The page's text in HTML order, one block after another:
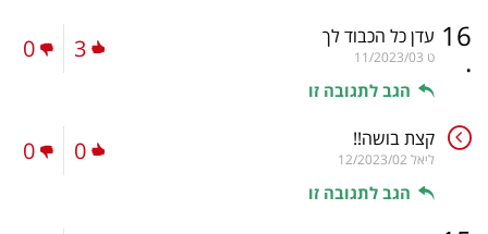
16
.
עדן כל הכבוד לך
ט 11/2023/03
הגב לתגובה זו
3
0
קצת בושה!!
ליאל 12/2023/02
הגב לתגובה זו
0
0